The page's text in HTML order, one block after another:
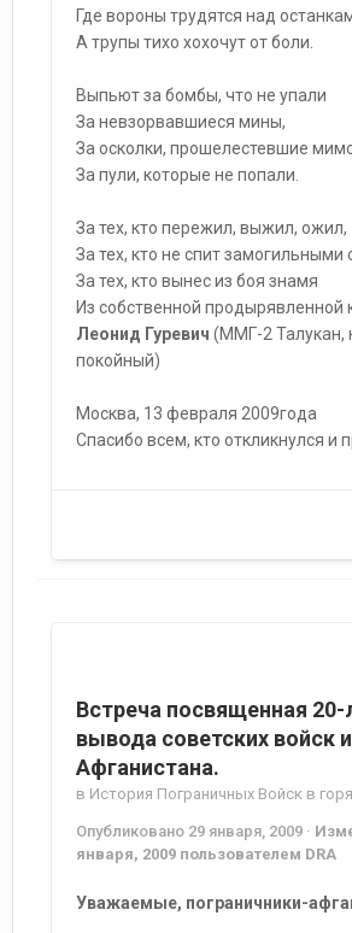
Где вороны трудятся над
А трупы тихо хохочут от боли.
Выпьют за бомбы, что не упали
За невзорвавшиеся мины,
За осколки, прошелестевшие
За пули, которые не попали.
За тех, кто пережил, выжил, ожил,
За тех, кто не спит замогильными
За тех, кто вынес из боя знамя
Из собственной продырявленной
Леонид Гуревич (ММГ-2 Талукан,
покойный)
Москва, 13 февраля 2009года
Спасибо всем, кто откликнулся и
Встреча посвященная
вывода советских войск
Афганистана.
в История Пограничных Войск в
Опубликовано 29 января, 2009 ·
января, 2009 пользователем DRA
Уважаемые, пограничники-